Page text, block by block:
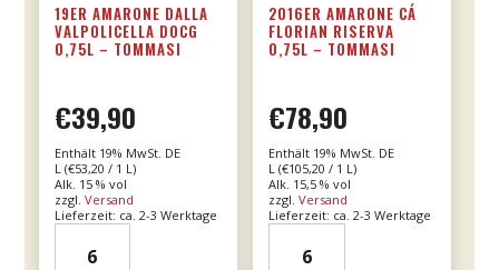
19ER AMARONE DALLA
VALPOLICELLA DOCG
0,75L – TOMMASI
€39,90
Enthält 19% MwSt. DE
L (€53,20 / 1 L)
Alk. 15 % vol
zzgl. Versand
Lieferzeit: ca. 2-3 Werktage
2016ER AMARONE CÁ
FLORIAN RISERVA
0,75L – TOMMASI
€78,90
Enthält 19% MwSt. DE
L (€105,20 / 1 L)
Alk. 15,5 % vol
zzgl.Versand
Lieferzeit: ca. 2-3 Werktage